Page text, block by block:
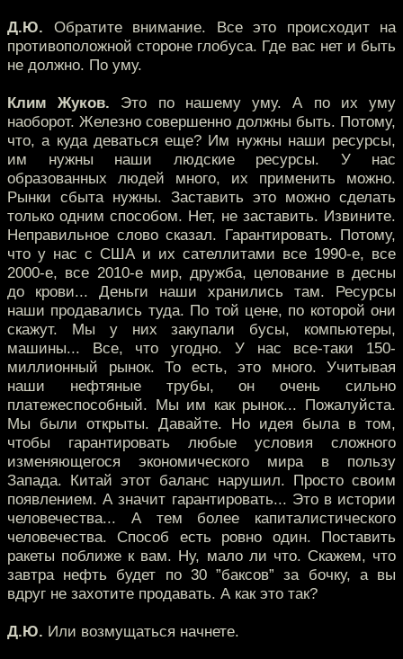
Д.Ю. Обратите внимание. Все это происходит на
противоположной стороне глобуса. Где вас нет и быть
не должно. По уму.
Клим Жуков. Это по нашему уму. А по их уму
наоборот. Железно совершенно должны быть. Потому,
что, а куда деваться еще? Им нужны наши ресурсы,
им нужны наши людские ресурсы. У нас
образованных людей много, их применить можно.
Рынки сбыта нужны. Заставить это можно сделать
только одним способом. Нет, не заставить. Извините.
Неправильное слово сказал. Гарантировать. Потому,
что у нас с США и их сателлитами все 1990-е, все
2000-е, все 2010-е мир, дружба, целование в десны
до крови... Деньги наши хранились там. Ресурсы
наши продавались туда. По той цене, по которой они
скажут. Мы у них закупали бусы, компьютеры,
машины... Все, что угодно. У нас все-таки 150-
миллионный рынок. То есть, это много. Учитывая
наши нефтяные трубы, он очень сильно
платежеспособный. Мы им как рынок... Пожалуйста.
Мы были открыты. Давайте. Но идея была в том,
чтобы гарантировать любые условия сложного
изменяющегося экономического мира в пользу
Запада. Китай этот баланс нарушил. Просто своим
появлением. А значит гарантировать... Это в истории
человечества... А тем более капиталистического
человечества. Способ есть ровно один. Поставить
ракеты поближе к вам. Ну, мало ли что. Скажем, что
завтра нефть будет по 30 ”баксов” за бочку, а вы
вдруг не захотите продавать. А как это так?
Д.Ю. Или возмущаться начнете.